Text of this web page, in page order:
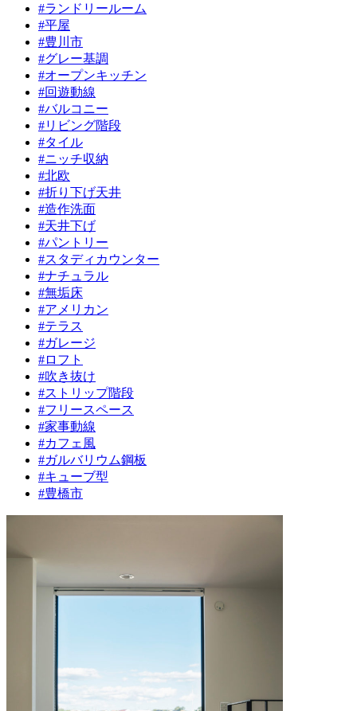
#ランドリールーム
#平屋
#豊川市
#グレー基調
#オープンキッチン
#回遊動線
#バルコニー
#リビング階段
#タイル
#ニッチ収納
#北欧
#折り下げ天井
#造作洗面
#天井下げ
#パントリー
#スタディカウンター
#ナチュラル
#無垢床
#アメリカン
#テラス
#ガレージ
#ロフト
#吹き抜け
#ストリップ階段
#フリースペース
#家事動線
#カフェ風
#ガルバリウム鋼板
#キューブ型
#豊橋市